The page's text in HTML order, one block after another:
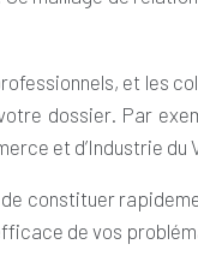
et les
dossier. Par
et d’Industrie
constituer
de vos